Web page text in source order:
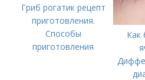
Гриб рогатик рецепт
приготовления.
Способы
приготовления
Как